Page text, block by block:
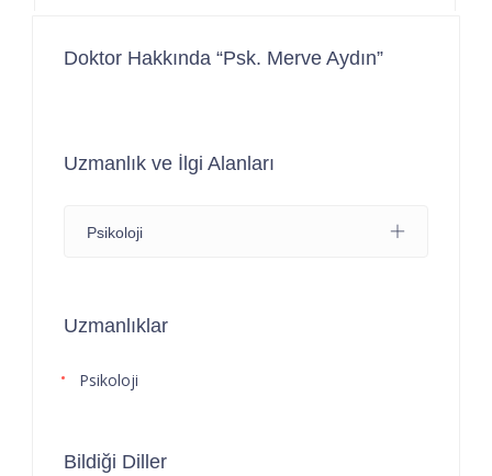
Doktor Hakkında “Psk. Merve Aydın”
Uzmanlık ve İlgi Alanları
Psikoloji
Uzmanlıklar
Psikoloji
Bildiği Diller